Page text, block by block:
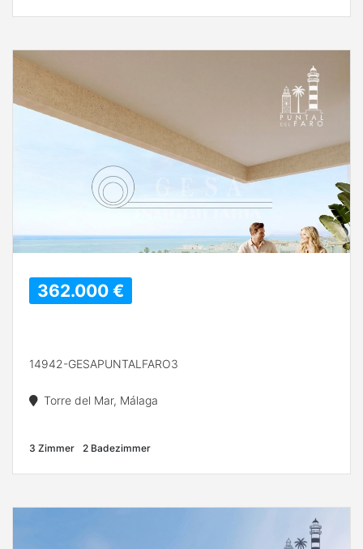
362.000 €
14942-GESAPUNTALFARO3
Torre del Mar, Málaga
3 Zimmer 2 Badezimmer